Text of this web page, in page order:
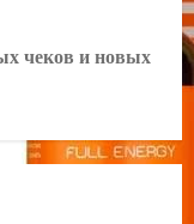
чеков и новых